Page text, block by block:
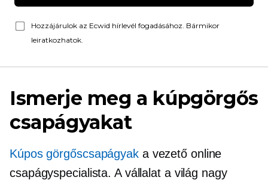
Hozzájárulok az Ecwid hírlevél fogadásához. Bármikor
leiratkozhatok.
Ismerje meg a kúpgörgős
csapágyakat
Kúpos görgőscsapágyaka vezető online
csapágyspecialista. A vállalat a világ nagy